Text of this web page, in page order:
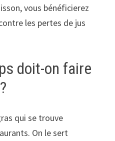
vous bénéficierez
les pertes de jus
doit-on faire
qui se trouve
On le sert